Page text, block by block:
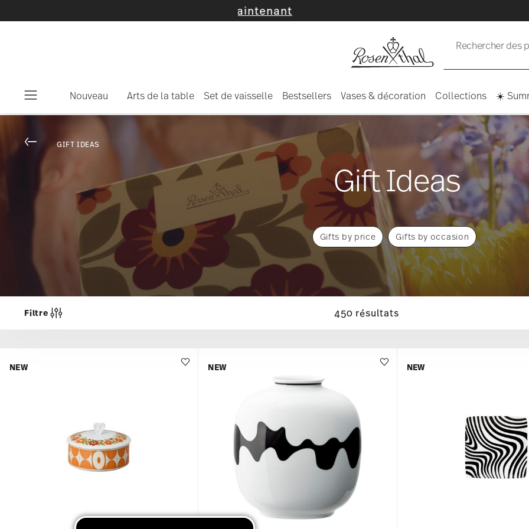
Rechercher des
Nouveau Arts de la table Set de vaisselle Bestsellers Vases & décoration Collections ☀️
Go back
GIFT IDEAS
Gift Ideas
Gifts by price Gifts by occasion
Filtre 450 résultats
NEW NEW NEW